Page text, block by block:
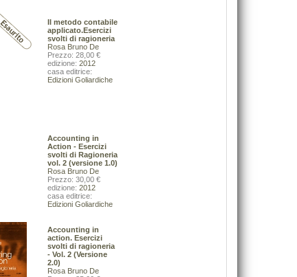
VAI ALLA SCHEDA
Il metodo contabile
applicato.Esercizi
svolti di ragioneria
Rosa Bruno De
Prezzo: 28,00 €
edizione:2012
casa editrice:
Edizioni Goliardiche
Accounting in
Action - Esercizi
svolti di Ragioneria
vol. 2 (versione 1.0)
Rosa Bruno De
Prezzo: 30,00 €
edizione:2012
casa editrice:
Edizioni Goliardiche
Accounting in
action. Esercizi
svolti di ragioneria
- Vol. 2 (Versione
2.0)
Rosa Bruno De